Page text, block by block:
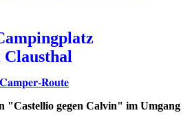
𝐑𝐨𝐮𝐭𝐞
"Castellio gegen Calvin" im Umgang